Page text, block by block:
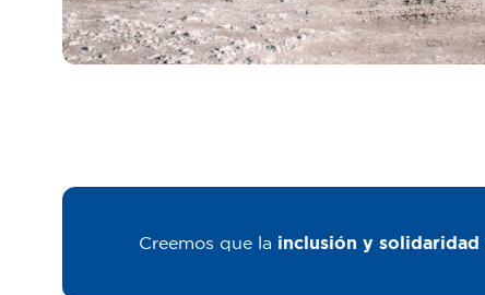
Creemos que la inclusión y solidaridad